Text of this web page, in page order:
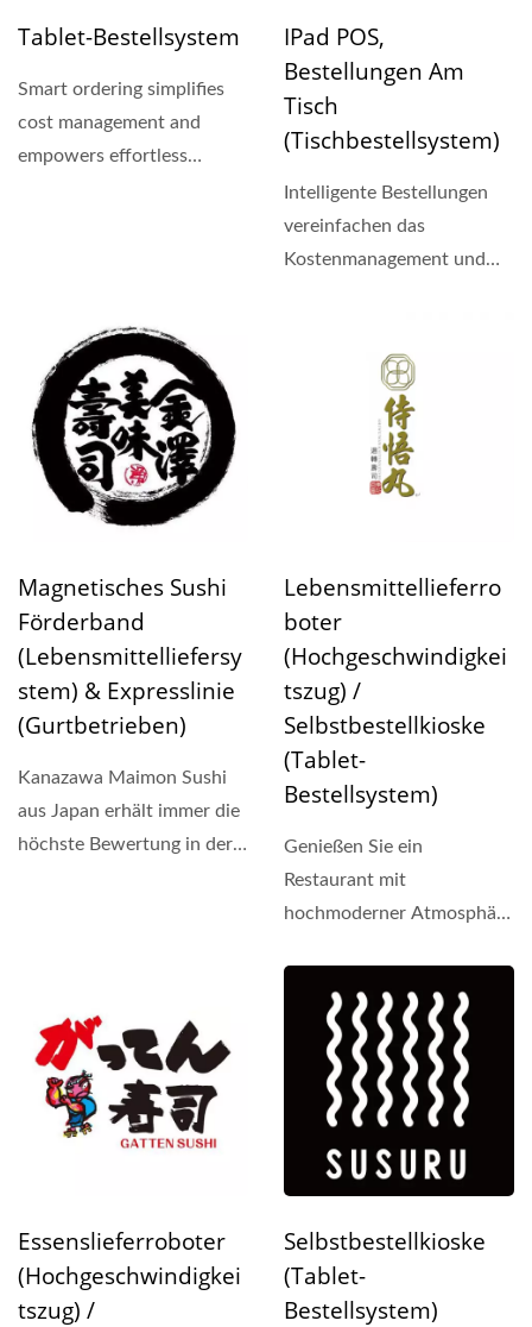
Tablet-Bestellsystem
Smart ordering simplifies
cost management and
empowers effortless
IPad POS,
Bestellungen Am
Tisch
(Tischbestellsystem)
Intelligente Bestellungen
vereinfachen das
Kostenmanagement und
Magnetisches Sushi
Förderband
(Lebensmittelliefersy
Stem) & Expresslinie
(Gurtbetrieben)
Kanazawa Maimon Sushi
aus Japan erhält immer die
höchste Bewertung in der
Lebensmittellieferro
Boter
(Hochgeschwindigkei
Tszug) /
Selbstbestellkioske
(Tablet-
Bestellsystem)
Genießen Sie ein
Restaurant mit
hochmoderner Atmosphäre
Essenslieferroboter
(Hochgeschwindigkei
Tszug) /
Selbstbestellkioske
(Tablet-
Bestellsystem)